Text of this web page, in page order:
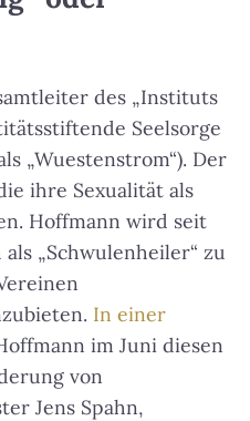
des „Instituts
Seelsorge
„Wuestenstrom“). Der
ihre Sexualität als
Hoffmann wird seit
„Schwulenheiler“ zu
In einer
im Juni diesen
von
Jens Spahn,